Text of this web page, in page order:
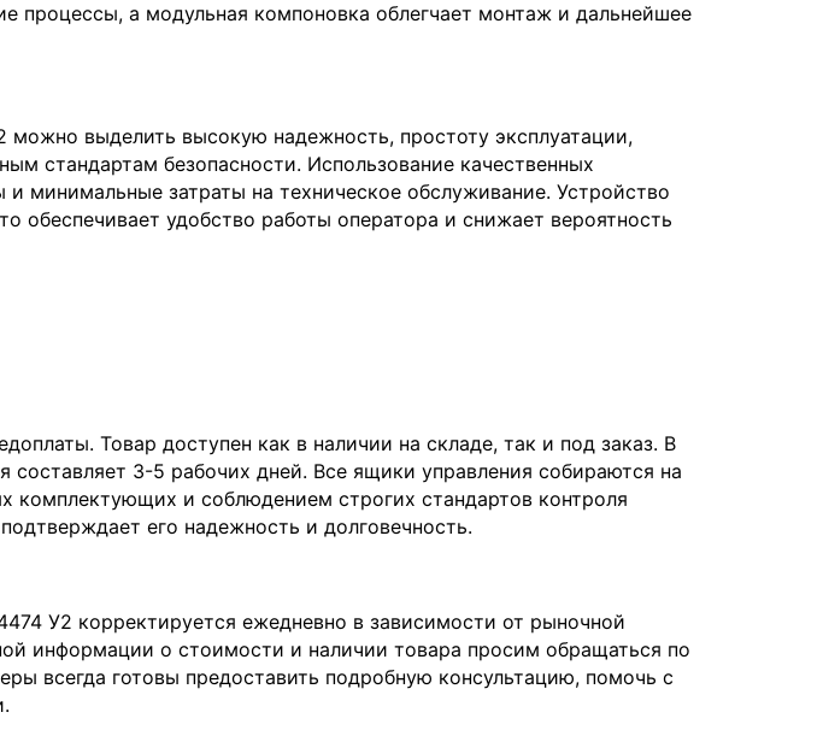
процессы, а модульная компоновка облегчает монтаж и дальнейшее
выделить высокую надежность, простоту эксплуатации,
стандартам безопасности. Использование качественных
минимальные затраты на техническое обслуживание. Устройство
удобство работы оператора и снижает вероятность
Товар доступен как в наличии на складе, так и под заказ. В
составляет 3-5 рабочих дней. Все ящики управления собираются на
комплектующих и соблюдением строгих стандартов контроля
его надежность и долговечность.
У2 корректируется ежедневно в зависимости от рыночной
информации о стоимости и наличии товара просим обращаться по
всегда готовы предоставить подробную консультацию, помочь с